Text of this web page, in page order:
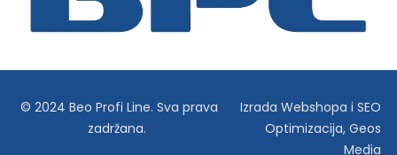
© 2024 Beo Profi Line. Sva prava
zadržana.
Izrada Webshopa iSEO
Optimizacija,Geos
Media